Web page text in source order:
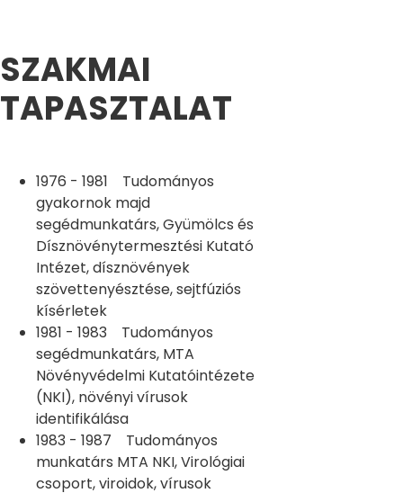
SZAKMAI
TAPASZTALAT
1976 - 1981 Tudományos
gyakornok majd
segédmunkatárs, Gyümölcs és
Dísznövénytermesztési Kutató
Intézet, dísznövények
szövettenyésztése, sejtfúziós
kísérletek
1981 - 1983 Tudományos
segédmunkatárs, MTA
Növényvédelmi Kutatóintézete
(NKI), növényi vírusok
identifikálása
1983 - 1987 Tudományos
munkatárs MTA NKI, Virológiai
csoport, viroidok, vírusok